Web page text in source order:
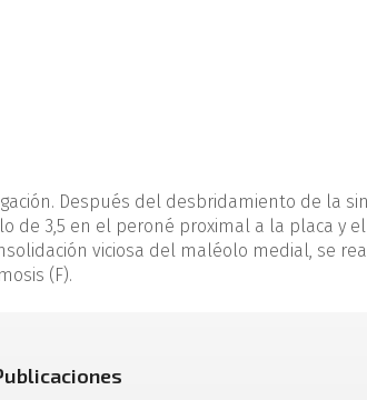
Después del desbridamiento de la
de 3,5 en el peroné proximal a la placa
viciosa del maléolo medial, se
(F).